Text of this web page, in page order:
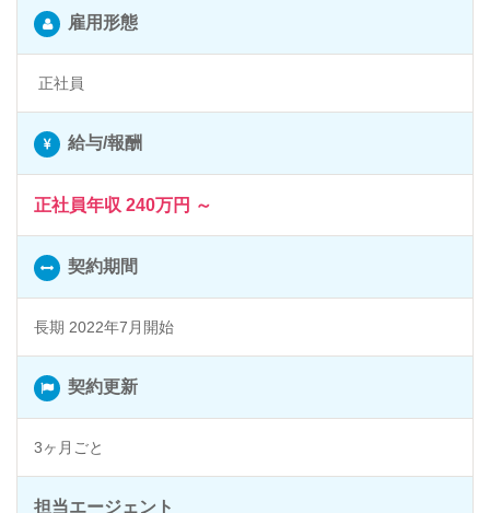
雇用形態
正社員
給与/報酬
正社員年収 240万円 ～
契約期間
長期 2022年7月開始
契約更新
3ヶ月ごと
担当エージェント